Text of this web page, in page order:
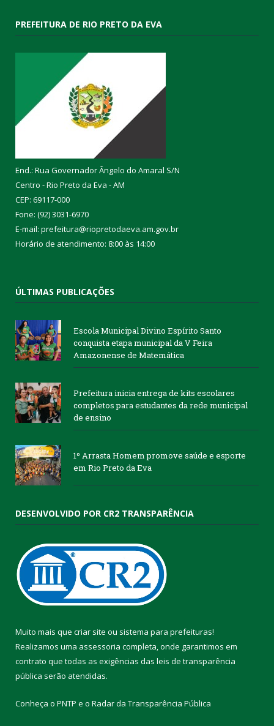
PREFEITURA DE RIO PRETO DA EVA
End.: Rua Governador Ângelo do Amaral S/N
Centro - Rio Preto da Eva - AM
CEP: 69117-000
Fone: (92) 3031-6970
E-mail: prefeitura@riopretodaeva.am.gov.br
Horário de atendimento: 8:00 às 14:00
ÚLTIMAS PUBLICAÇÕES
Escola Municipal Divino Espírito Santo
conquista etapa municipal da V Feira
Amazonense de Matemática
Prefeitura inicia entrega de kits escolares
completos para estudantes da rede municipal
de ensino
1º Arrasta Homem promove saúde e esporte
em Rio Preto da Eva
DESENVOLVIDO POR CR2 TRANSPARÊNCIA
Muito mais que criar site ou sistema para prefeituras!
Realizamos uma assessoria completa, onde garantimos em
contrato que todas as exigências das leis de transparência
pública serão atendidas.
Conheça o PNTP e o Radar da Transparência Pública